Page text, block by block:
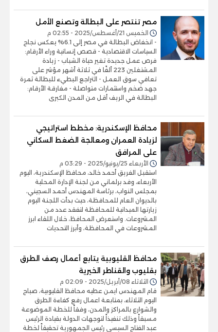
مصر تنتصر على البطالة وتصنع الأمل
الخميس 21/أغسطس/2025 - 02:55 م
- انخفاض البطالة في مصر إلى 6.1% يعكس نجاح
السياسات الاقتصادية - قصص إنسانية وراء الأرقام:
فرص عمل جديدة تغير حياة الشباب - زيادة
المشتغلين 223 ألفًا في ثلاثة أشهر مؤشر على
تعافي سوق العمل - التراجع البطيء للبطالة ثمرة
جهد ضخم واستثمارات متواصلة - مفارقة الأرقام:
البطالة في الريف أقل من المدن الكبرى
محافظ الإسكندرية: مخطط استراتيجي
لزيادة العمران ومعالجة الضغط السكاني
على المرافق
الأربعاء 25/يونيو/2025 - 03:29 م
استقبل الفريق أحمد خالد، محافظ الإسكندرية، اليوم
الأربعاء، وفد برلماني من لجنة الإدارة المحلية
بمجلس النواب، برئاسة المهندس أحمد السجيني،
بالديوان العام للمحافظة، حيث بدأت اللجنة اليوم
زيارتها الميدانية للمحافظة لتفقد عدد من
المشروعات. واستعرض المحافظ، خلال اللقاء ابرز
المشروعات في المحافظة، وأبرز التحديات
محافظ القليوبية يتابع أعمال رصف الطرق
بقليوب والقناطر الخيرية
الثلاثاء 08/أبريل/2025 - 02:09 م
قام المهندس ايمن عطيه محافظ القليوبية، صباح
اليوم الثلاثاء، بمتابعة اعمال رفع كفاءة الطرق
والشوارع بالمراكز والمدن، وفقاً للخطة الموضوعة
مسبقاً وذلك تنفيذاً لتوجهات الدولة بقيادة الرئيس
عبد الفتاح السيسي رئيس الجمهورية تحقيقاً لخطة